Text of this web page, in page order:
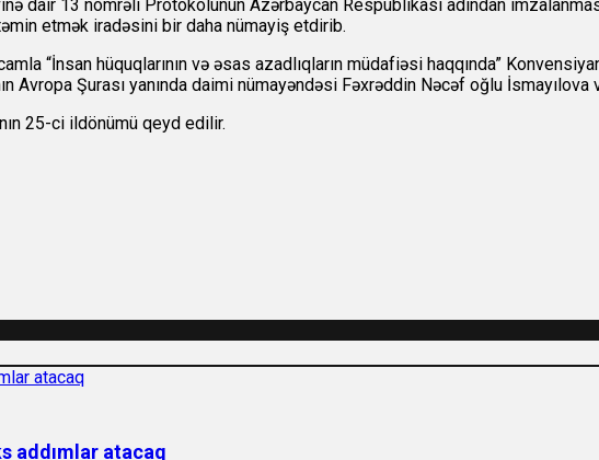
dair 13 nömrəli Protokolunun Azərbaycan Respublikası adından
etmək iradəsini bir daha nümayiş etdirib.
“İnsan hüquqlarının və əsas azadlıqların müdafiəsi haqqında”
Avropa Şurası yanında daimi nümayəndəsi Fəxrəddin Nəcəf oğlu İsmayılova
25-ci ildönümü qeyd edilir.
addımlar atacaq